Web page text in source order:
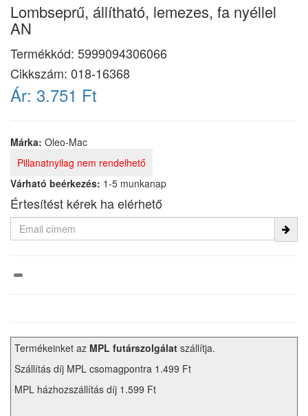
Lombseprű, állítható, lemezes, fa nyéllel
AN
Termékkód: 5999094306066
Cikkszám: 018-16368
Ár: 3.751 Ft
Márka: Oleo-Mac
Pillanatnyilag nem rendelhető
Várható beérkezés: 1-5 munkanap
Értesítést kérek ha elérhető
Termékeinket az MPL futárszolgálat szállítja.
Szállítás díj MPL csomagpontra 1.499 Ft
MPL házhozszállítás díj 1.599 Ft